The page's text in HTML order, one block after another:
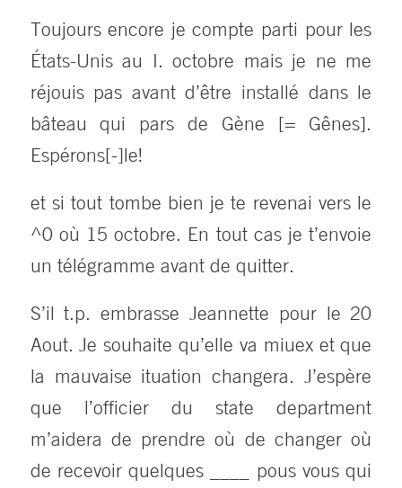
Toujours encore je compte parti pour les
États-Unis au I. octobre mais je ne me
réjouis pas avant d’être installé dans le
bâteau qui pars de Gène [= Gênes].
Espérons[-]le!
et si tout tombe bien je te revenai vers le
^0 où 15 octobre. En tout cas je t’envoie
un télégramme avant de quitter.
S’il t.p. embrasse Jeannette pour le 20
Aout. Je souhaite qu’elle va miuex et que
la mauvaise ituation changera. J’espère
que l’officier du state department
m’aidera de prendre où de changer où
de recevoir quelques ____ pous vous qui